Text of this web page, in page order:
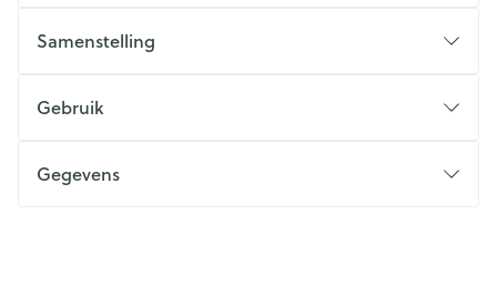
Samenstelling
Gebruik
Gegevens